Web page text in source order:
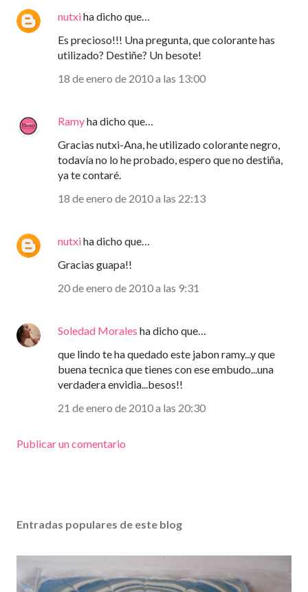
nutxiha dicho que…
Es precioso!!! Una pregunta, que colorante has
utilizado? Destiñe? Un besote!
18 de enero de 2010 a las 13:00
Ramyha dicho que…
Gracias nutxi-Ana, he utilizado colorante negro,
todavía no lo he probado, espero que no destiña,
ya te contaré.
18 de enero de 2010 a las 22:13
nutxiha dicho que…
Gracias guapa!!
20 de enero de 2010 a las 9:31
Soledad Morales ha dicho que…
que lindo te ha quedado este jabon ramy...y que
buena tecnica que tienes con ese embudo...una
verdadera envidia...besos!!
21 de enero de 2010 a las 20:30
Publicar un comentario
Entradas populares de este blog